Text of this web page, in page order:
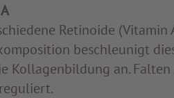
Retinoide (Vitamin
beschleunigt
Kollagenbildung an.